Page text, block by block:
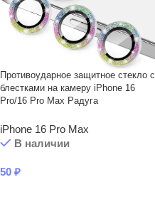
Противоударное защитное стекло с
блестками на камеру iPhone 16
Pro/16 Pro Max Радуга
iPhone 16 Pro Max
В наличии
50 ₽